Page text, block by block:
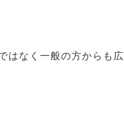
はなく一般の方からも広